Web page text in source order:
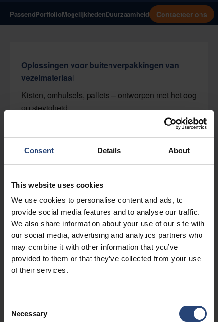
Consent Details About
This website uses cookies
We use cookies to personalise content and ads, to
provide social media features and to analyse our traffic.
We also share information about your use of our site with
our social media, advertising and analytics partners who
may combine it with other information that you’ve
provided to them or that they’ve collected from your use
of their services.
Selection
Necessary
PassendPortfolioMogelijkhedenDuurzaamheid Contacteer ons
Oplossingen voor buitenverpakkingen van
vezelmateriaal
Kisten, omhulsels, pallets – ontworpen met het oog
op stevigheid
Oplossingen voor binnenverpakkingen van
Cushioning, blokkering, accessoires en nog veel
meer
Bekijk ons portfolio
Vezelmaterialen en mogelijkheden
Ontdek wat wij voor u kunnen betekenen